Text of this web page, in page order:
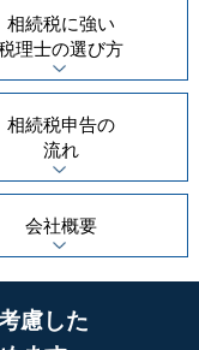
相続税に強い
理士の選び方
相続税申告の
流れ
会社概要
慮した